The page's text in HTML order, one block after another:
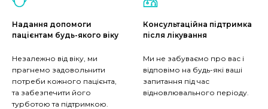
Надання допомоги
пацієнтам будь-якого віку
Незалежно від віку, ми
прагнемо задовольнити
потреби кожного пацієнта,
та забезпечити його
турботою та підтримкою.
Консультаційна підтримка
після лікування
Ми не забуваємо про вас і
відповімо на будь-які ваші
запитання під час
відновлювального періоду.